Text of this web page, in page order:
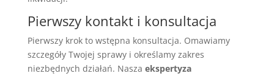
Pierwszy kontakt i konsultacja
Pierwszy krok to wstępna konsultacja. Omawiamy
szczegóły Twojej sprawy i określamy zakres
niezbędnych działań. Nasza ekspertyza